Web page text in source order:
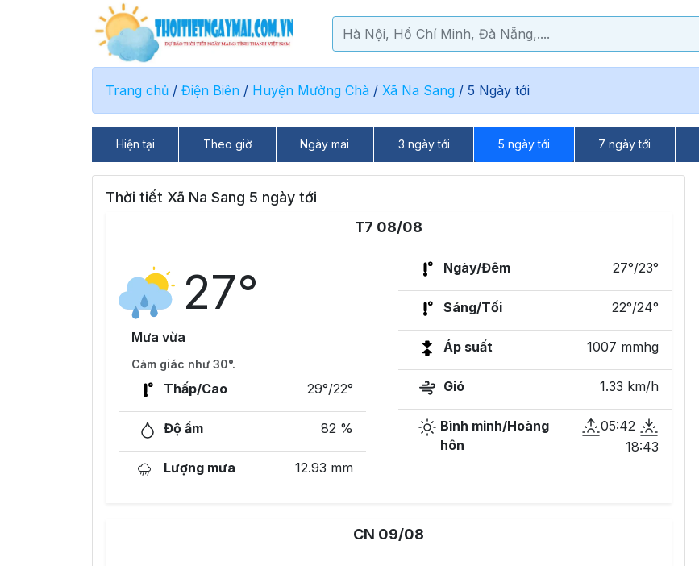
Trang chủ / Điện Biên / Huyện Mường Chà / Xã Na Sang / 5 Ngày tới
Hiện tại Theo giờ Ngày mai 3 ngày tới 5 ngày tới 7 ngày tới
Thời tiết Xã Na Sang 5 ngày tới
T7 08/08
27°
Mưa vừa
Cảm giác như 30°.
Thấp/Cao 29°/22°
Độ ẩm 82 %
Lượng mưa 12.93 mm
Ngày/Đêm 27°/23°
Sáng/Tối 22°/24°
Áp suất 1007 mmhg
Gió 1.33 km/h
Bình minh/Hoàng
hôn
05:42
18:43
CN 09/08